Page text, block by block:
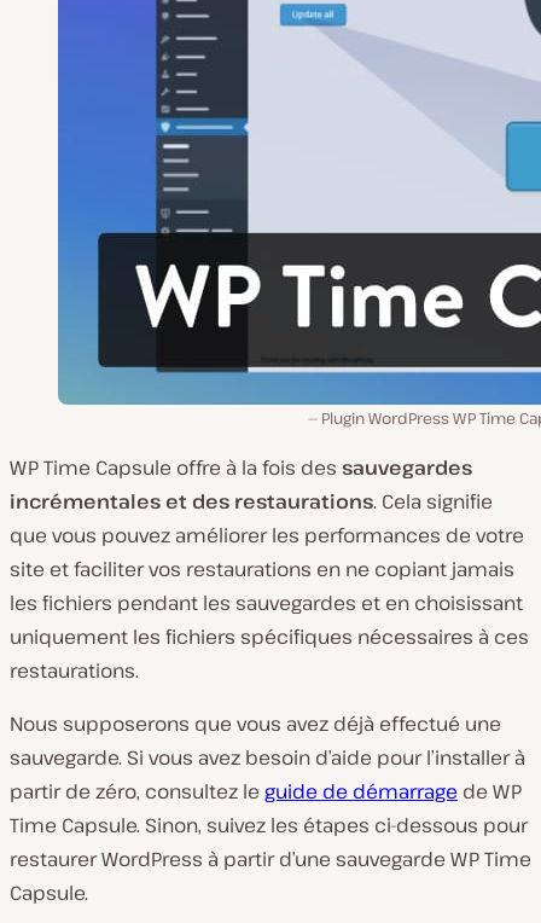
Plugin WordPress WP Time
WP Time Capsule offre à la fois des sauvegardes
incrémentales et des restaurations. Cela signifie
que vous pouvez améliorer les performances de votre
site et faciliter vos restaurations en ne copiant jamais
les fichiers pendant les sauvegardes et en choisissant
uniquement les fichiers spécifiques nécessaires à ces
restaurations.
Nous supposerons que vous avez déjà effectué une
sauvegarde. Si vous avez besoin d’aide pour l’installer à
partir de zéro, consultez le guide de démarrage de WP
Time Capsule. Sinon, suivez les étapes ci-dessous pour
restaurer WordPress à partir d’une sauvegarde WP Time
Capsule.